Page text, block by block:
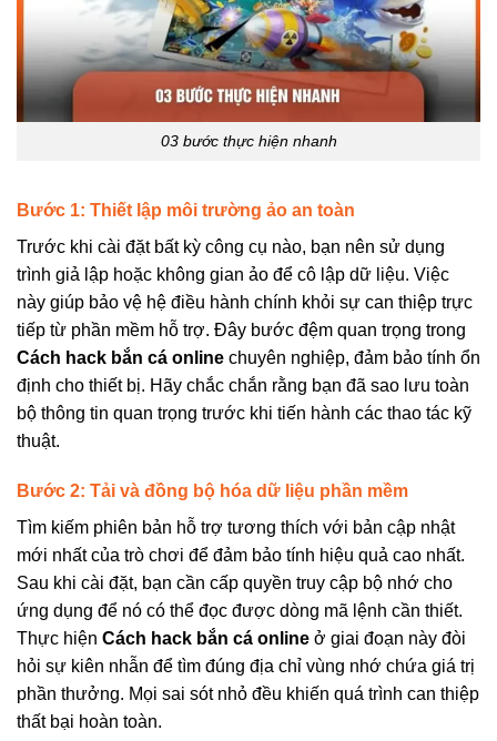
03 bước thực hiện nhanh
Bước 1: Thiết lập môi trường ảo an toàn
Trước khi cài đặt bất kỳ công cụ nào, bạn nên sử dụng
trình giả lập hoặc không gian ảo để cô lập dữ liệu. Việc
này giúp bảo vệ hệ điều hành chính khỏi sự can thiệp trực
tiếp từ phần mềm hỗ trợ. Đây bước đệm quan trọng trong
Cách hack bắn cá online chuyên nghiệp, đảm bảo tính ổn
định cho thiết bị. Hãy chắc chắn rằng bạn đã sao lưu toàn
bộ thông tin quan trọng trước khi tiến hành các thao tác kỹ
thuật.
Bước 2: Tải và đồng bộ hóa dữ liệu phần mềm
Tìm kiếm phiên bản hỗ trợ tương thích với bản cập nhật
mới nhất của trò chơi để đảm bảo tính hiệu quả cao nhất.
Sau khi cài đặt, bạn cần cấp quyền truy cập bộ nhớ cho
ứng dụng để nó có thể đọc được dòng mã lệnh cần thiết.
Thực hiện Cách hack bắn cá online ở giai đoạn này đòi
hỏi sự kiên nhẫn để tìm đúng địa chỉ vùng nhớ chứa giá trị
phần thưởng. Mọi sai sót nhỏ đều khiến quá trình can thiệp
thất bại hoàn toàn.